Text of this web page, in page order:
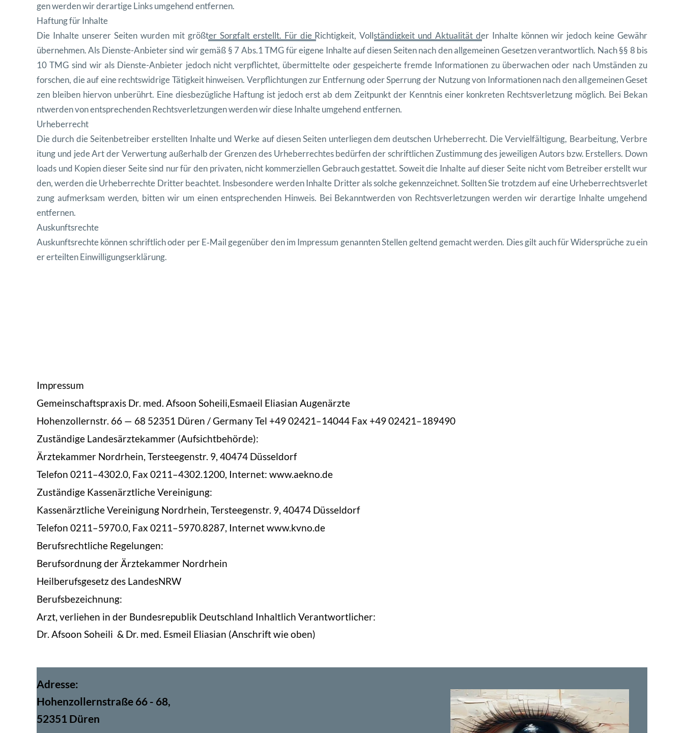
gen werden wir derartige Links umgehend entfernen.
Haftung für Inhalte
Die Inhalte unserer Seiten wurden mit größter Sorgfalt erstellt. Für die Richtigkeit, Vollständigkeit und Aktualität der Inhalte können wir jedoch keine Gewähr
übernehmen. Als Dienste-Anbieter sind wir gemäß § 7 Abs.1 TMG für eigene Inhalte auf diesen Seiten nach den allgemeinen Gesetzen verantwortlich. Nach §§ 8 bis
10 TMG sind wir als Dienste-Anbieter jedoch nicht verpflichtet, übermittelte oder gespeicherte fremde Informationen zu überwachen oder nach Umständen zu
forschen, die auf eine rechtswidrige Tätigkeit hinweisen. Verpflichtungen zur Entfernung oder Sperrung der Nutzung von Informationen nach den allgemeinen Geset
zen bleiben hiervon unberührt. Eine diesbezügliche Haftung ist jedoch erst ab dem Zeitpunkt der Kenntnis einer konkreten Rechtsverletzung möglich. Bei Bekan
ntwerden von entsprechenden Rechtsverletzungen werden wir diese Inhalte umgehend entfernen.
Urheberrecht
Die durch die Seitenbetreiber erstellten Inhalte und Werke auf diesen Seiten unterliegen dem deutschen Urheberrecht. Die Vervielfältigung, Bearbeitung, Verbre
itung und jede Art der Verwertung außerhalb der Grenzen des Urheberrechtes bedürfen der schriftlichen Zustimmung des jeweiligen Autors bzw. Erstellers. Down
loads und Kopien dieser Seite sind nur für den privaten, nicht kommerziellen Gebrauch gestattet. Soweit die Inhalte auf dieser Seite nicht vom Betreiber erstellt wur
den, werden die Urheberrechte Dritter beachtet. Insbesondere werden Inhalte Dritter als solche gekennzeichnet. Sollten Sie trotzdem auf eine Urheberrechtsverlet
zung aufmerksam werden, bitten wir um einen entsprechenden Hinweis. Bei Bekanntwerden von Rechtsverletzungen werden wir derartige Inhalte umgehend
entfernen.
Auskunftsrechte
Auskunftsrechte können schriftlich oder per E‑Mail gegenüber den im Impressum genannten Stellen geltend gemacht werden. Dies gilt auch für Widersprüche zu ein
er erteilten Einwilligungserklärung.
Impressum
Gemeinschaftspraxis Dr. med. Afsoon Soheili,Esmaeil Eliasian Augenärzte
Hohenzollernstr. 66 — 68 52351 Düren / Germany Tel +49 02421–14044 Fax +49 02421–189490
Zuständige Landesärztekammer (Aufsichtbehörde):
Ärztekammer Nordrhein, Tersteegenstr. 9, 40474 Düsseldorf
Telefon 0211–4302.0, Fax 0211–4302.1200, Internet: www.aekno.de
Zuständige Kassenärztliche Vereinigung:
Kassenärztliche Vereinigung Nordrhein, Tersteegenstr. 9, 40474 Düsseldorf
Telefon 0211–5970.0, Fax 0211–5970.8287, Internet www.kvno.de
Berufsrechtliche Regelungen:
Berufsordnung der Ärztekammer Nordrhein
Heilberufsgesetz des LandesNRW
Berufsbezeichnung:
Arzt, verliehen in der Bundesrepublik Deutschland Inhaltlich Verantwortlicher:
Dr. Afsoon Soheili & Dr. med. Esmeil Eliasian (Anschrift wie oben)
Adresse:
Hohenzollernstraße 66 - 68,
52351 Düren